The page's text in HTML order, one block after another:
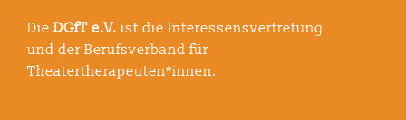
Die DGfT e.V. ist die Interessensvertretung
und der Berufsverband für
Theatertherapeuten*innen.